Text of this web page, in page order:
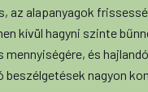
az alapanyagok
kívül hagyni szinte
mennyiségére, és
beszélgetések nagyon